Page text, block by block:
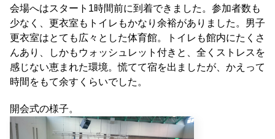
会場へはスタート1時間前に到着できました。参加者数も
少なく、更衣室もトイレもかなり余裕がありました。男子
更衣室はとても広々とした体育館。トイレも館内にたくさ
んあり、しかもウォッシュレット付きと、全くストレスを
感じない恵まれた環境。慌てて宿を出ましたが、かえって
時間をもて余すくらいでした。
開会式の様子。